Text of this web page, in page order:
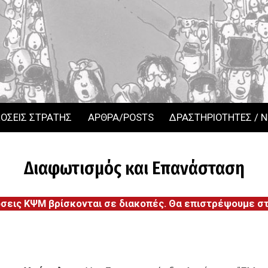
ΣΤΡΑΤΗΣ ΑΡΘΡΑ/POSTS ΔΡΑΣΤΗΡΙΟΤΗΤΕΣ /
Διαφωτισμός και Επανάσταση
ΚΨΜ βρίσκονται σε διακοπές. Θα επιστρέψουμε